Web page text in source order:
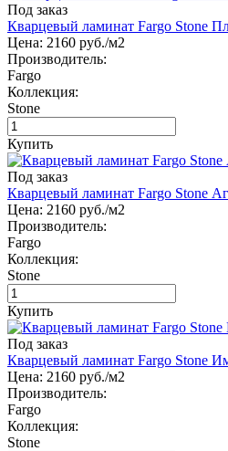
Под заказ
Кварцевый ламинат Fargo Stone
Цена: 2160 руб./м2
Производитель:
Fargo
Коллекция:
Stone
Купить
Под заказ
Кварцевый ламинат Fargo Stone
Цена: 2160 руб./м2
Производитель:
Fargo
Коллекция:
Stone
Купить
Под заказ
Кварцевый ламинат Fargo Stone
Цена: 2160 руб./м2
Производитель:
Fargo
Коллекция:
Stone